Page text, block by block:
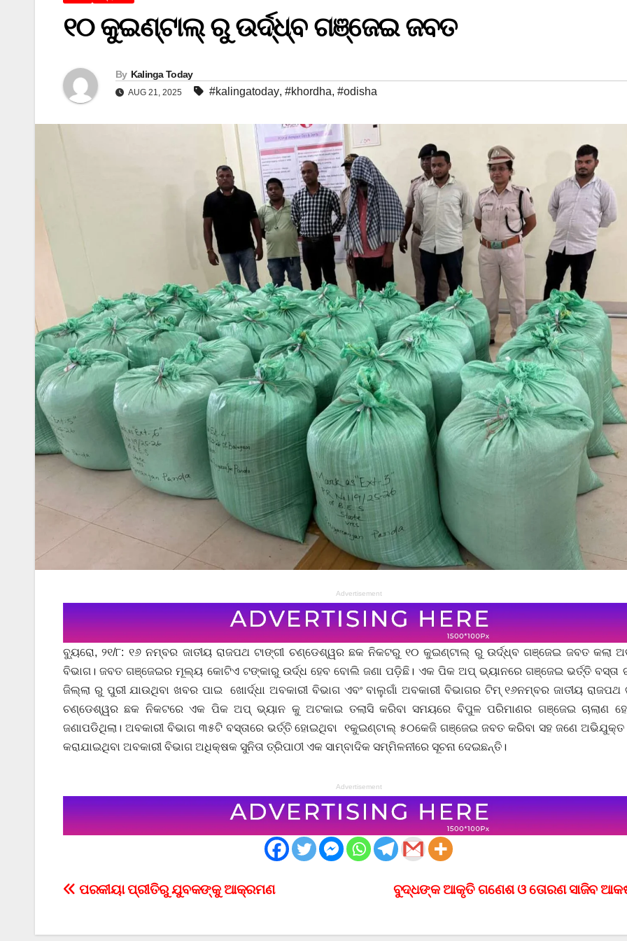
୧୦ କୁଇଣ୍ଟାଲ୍ ରୁ ଉର୍ଦ୍ଧ୍ବ ଗଞ୍ଜେଇ ଜବତ
By Kalinga Today
AUG 21, 2025 #kalingatoday, #khordha, #odisha
Advertisement
ବ୍ୟୁରୋ, ୨୧/୮: ୧୬ ନମ୍ବର ଜାତୀୟ ରାଜପଥ ଟାଙ୍ଗୀ ଚଣ୍ଡେଶ୍ୱର ଛକ ନିକଟରୁ ୧୦ କୁଇଣ୍ଟାଲ୍ ରୁ ଉର୍ଦ୍ଧ୍ବ ଗଞ୍ଜେଇ ଜବତ କଲା
ବିଭାଗ। ଜବତ ଗଞ୍ଜେଇର ମୂଲ୍ୟ କୋଟିଏ ଟଙ୍କାରୁ ଉର୍ଦ୍ଧ ହେବ ବୋଲି ଜଣା ପଡ଼ିଛି। ଏକ ପିକ ଅପ୍ ଭ୍ୟାନରେ ଗଞ୍ଜେଇ ଭର୍ତ୍ତି ବସ୍ତା
ଜିଲ୍ଲା ରୁ ପୁରୀ ଯାଉଥିବା ଖବର ପାଇ ଖୋର୍ଦ୍ଧା ଅବକାରୀ ବିଭାଗ ଏବଂ ବାଲୁଗାଁ ଅବକାରୀ ବିଭାଗର ଟିମ୍ ୧୬ନମ୍ବର ଜାତୀୟ ରାଜପଥ
ଚଣ୍ଡେଶ୍ୱର ଛକ ନିକଟରେ ଏକ ପିକ ଅପ୍ ଭ୍ୟାନ କୁ ଅଟକାଇ ତଲାସି କରିବା ସମୟରେ ବିପୁଳ ପରିମାଣର ଗଞ୍ଜେଇ ଚାଲାଣ
ଜଣାପଡିଥିଲା। ଅବକାରୀ ବିଭାଗ ୩୫ଟି ବସ୍ତାରେ ଭର୍ତ୍ତି ହୋଇଥିବା ୧କୁଇଣ୍ଟାଲ୍ ୫୦କେଜି ଗଞ୍ଜେଇ ଜବତ କରିବା ସହ ଜଣେ
କରାଯାଇଥିବା ଅବକାରୀ ବିଭାଗ ଅଧିକ୍ଷକ ସୁନିତା ତ୍ରିପାଠୀ ଏକ ସାମ୍ବାଦିକ ସମ୍ମିଳନୀରେ ସୂଚନା ଦେଇଛନ୍ତି।
Advertisement
Post
ବୁଦ୍ଧଙ୍କ ଆକୃତି ଗଣେଶ ଓ ତୋରଣ ସାଜିବ
ପରକୀୟା ପ୍ରୀତିରୁ ଯୁବକଙ୍କୁ ଆକ୍ରମଣ